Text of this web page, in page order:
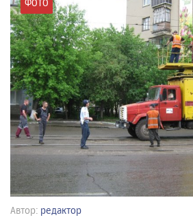
ФОТО
Автор: редактор